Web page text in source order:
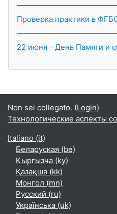
Проверка практики в
22 июня - День Памяти и
Non sei collegato. (Login)
Технологические аспекты
Italiano ‎(it)‎
Беларуская ‎(be)‎
Кыргызча ‎(ky)‎
Қазақша ‎(kk)‎
Монгол ‎(mn)‎
Русский ‎(ru)‎
Українська ‎(uk)‎